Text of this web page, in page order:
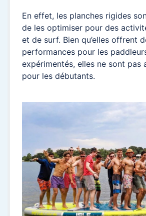
En effet, les planches rigides
de les optimiser pour des
et de surf. Bien qu’elles offrent
performances pour les
expérimentés, elles ne sont pas
pour les débutants.